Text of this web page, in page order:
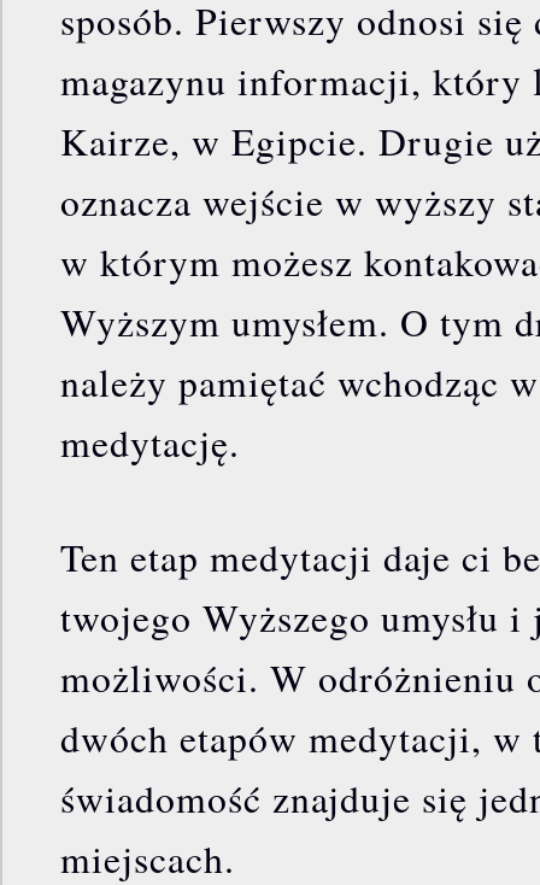
sposób. Pierwszy odnosi się
magazynu informacji, który
Kairze, w Egipcie. Drugie
oznacza wejście w wyższy
w którym możesz
Wyższym umysłem. O tym
należy pamiętać wchodząc
medytację.
Ten etap medytacji daje ci
twojego Wyższego umysłu
możliwości. W odróżnieniu
dwóch etapów medytacji, w
świadomość znajduje się
miejscach.